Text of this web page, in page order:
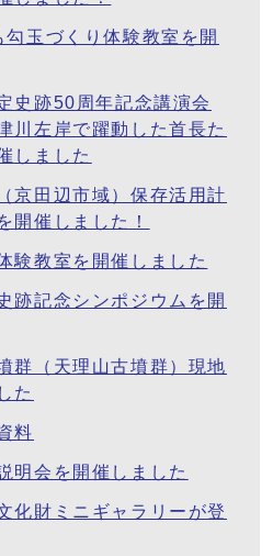
玉づくり体験教室を開
史跡50周年記念講演会
川左岸で躍動した首長た
しました
京田辺市域）保存活用計
開催しました！
験教室を開催しました
跡記念シンポジウムを開
群（天理山古墳群）現地
た
料
明会を開催しました
化財ミニギャラリーが登